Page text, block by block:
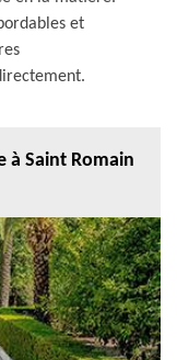
et
à Saint Romain